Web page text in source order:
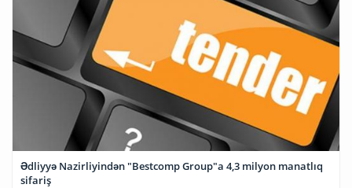
Ədliyyə Nazirliyindən "Bestcomp Group"a 4,3 milyon manatlıq
sifariş